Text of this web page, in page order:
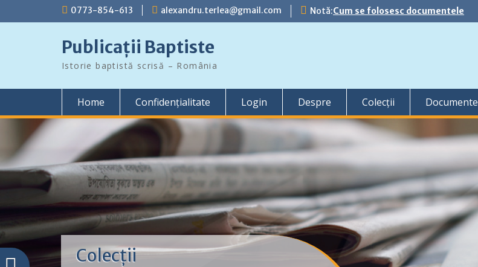
0773-854-613 alexandru.terlea@gmail.com Notă:Cum se folosesc documentele
Publicații Baptiste
Istorie baptistă scrisă – România
Home Confidențialitate Login Despre Colecții Documente
Colecții